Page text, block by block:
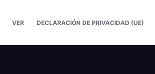
VER DECLARACIÓN DE PRIVACIDAD (UE)